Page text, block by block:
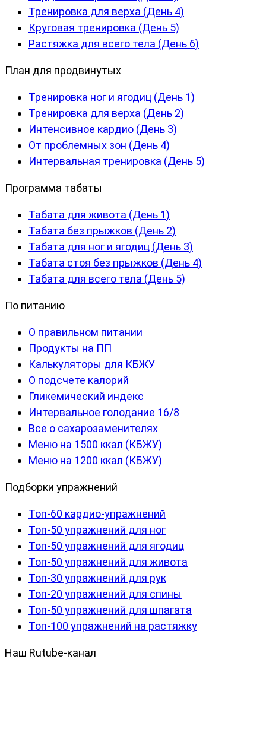
Тренировка для верха (День 4)
Круговая тренировка (День 5)
Растяжка для всего тела (День 6)
План для продвинутых
Тренировка ног и ягодиц (День 1)
Тренировка для верха (День 2)
Интенсивное кардио (День 3)
От проблемных зон (День 4)
Интервальная тренировка (День 5)
Программа табаты
Табата для живота (День 1)
Табата без прыжков (День 2)
Табата для ног и ягодиц (День 3)
Табата стоя без прыжков (День 4)
Табата для всего тела (День 5)
По питанию
О правильном питании
Продукты на ПП
Калькуляторы для КБЖУ
О подсчете калорий
Гликемический индекс
Интервальное голодание 16/8
Все о сахарозаменителях
Меню на 1500 ккал (КБЖУ)
Меню на 1200 ккал (КБЖУ)
Подборки упражнений
Топ-60 кардио-упражнений
Топ-50 упражнений для ног
Топ-50 упражнений для ягодиц
Топ-50 упражнений для живота
Топ-30 упражнений для рук
Топ-20 упражнений для спины
Топ-50 упражнений для шпагата
Топ-100 упражнений на растяжку
Наш Rutube-канал